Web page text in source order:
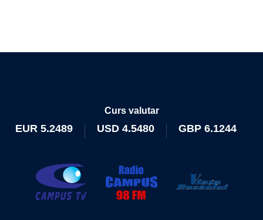
Curs valutar
EUR 5.2489 USD 4.5480 GBP 6.1244